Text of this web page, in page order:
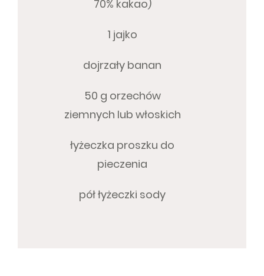
70% kakao)
1 jajko
dojrzały banan
50 g orzechów
ziemnych lub włoskich
łyżeczka proszku do
pieczenia
pół łyżeczki sody